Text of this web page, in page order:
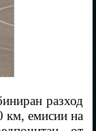
разход
км, емисии на